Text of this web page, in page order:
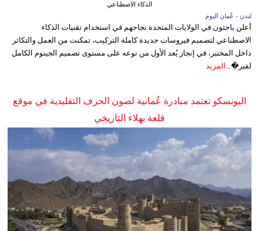
الذكاء الاصطناعي
لندن - عُمان اليوم
أعلن باحثون في الولايات المتحدة نجاحهم في استخدام تقنيات الذكاء
الاصطناعي لتصميم فيروسات جديدة كاملة التركيب، تمكنت من العمل والتكاثر
داخل المختبر، في إنجاز يُعد الأول من نوعه على مستوى تصميم الجينوم الكامل
لفير�... المزيد
اليونسكو تعتمد مبادرة عُمانية لصون الحرف التقليدية في موقع
قلعة بهلاء التاريخي